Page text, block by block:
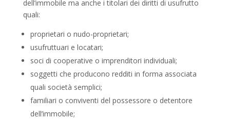
dell’immobile ma anche i titolari dei diritti di usufrutto
quali:
proprietari o nudo-proprietari;
usufruttuari e locatari;
soci di cooperative o imprenditori individuali;
soggetti che producono redditi in forma associata
quali società semplici;
familiari o conviventi del possessore o detentore
dell’immobile;